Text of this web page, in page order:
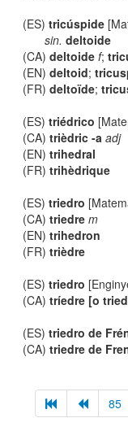
(ES)tricúspide
sin. deltoide
(CA)deltoide f;
(EN)deltoid;
(FR)deltoïde;
(ES)triédrico
(CA)trièdric -a adj
(EN)trihedral
(FR)trihèdrique
(ES)triedro
(CA)triedre m
(EN)trihedron
(FR)trièdre
(ES)triedro
(CA)tríedre [o
(ES)triedro de
(CA)triedre de
85